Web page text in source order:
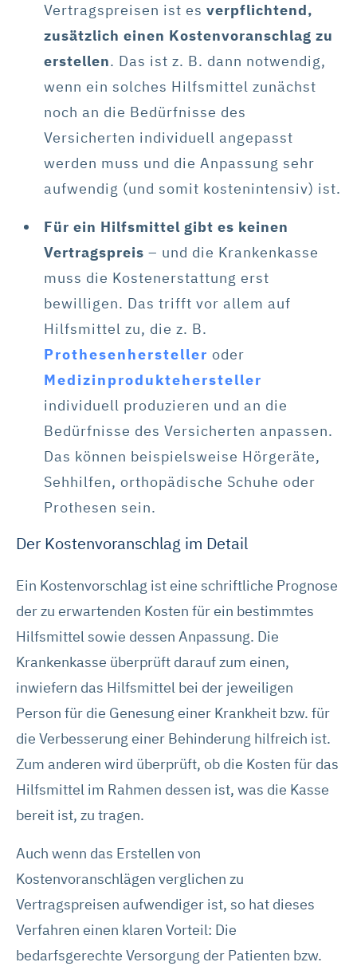
Vertragspreisen ist es verpflichtend,
zusätzlich einen Kostenvoranschlag zu
erstellen. Das ist z. B. dann notwendig,
wenn ein solches Hilfsmittel zunächst
noch an die Bedürfnisse des
Versicherten individuell angepasst
werden muss und die Anpassung sehr
aufwendig (und somit kostenintensiv) ist.
Für ein Hilfsmittel gibt es keinen
Vertragspreis – und die Krankenkasse
muss die Kostenerstattung erst
bewilligen. Das trifft vor allem auf
Hilfsmittel zu, die z. B.
Prothesenhersteller oder
Medizinproduktehersteller
individuell produzieren und an die
Bedürfnisse des Versicherten anpassen.
Das können beispielsweise Hörgeräte,
Sehhilfen, orthopädische Schuhe oder
Prothesen sein.
Der Kostenvoranschlag im Detail
Ein Kostenvorschlag ist eine schriftliche Prognose
der zu erwartenden Kosten für ein bestimmtes
Hilfsmittel sowie dessen Anpassung. Die
Krankenkasse überprüft darauf zum einen,
inwiefern das Hilfsmittel bei der jeweiligen
Person für die Genesung einer Krankheit bzw. für
die Verbesserung einer Behinderung hilfreich ist.
Zum anderen wird überprüft, ob die Kosten für das
Hilfsmittel im Rahmen dessen ist, was die Kasse
bereit ist, zu tragen.
Auch wenn das Erstellen von
Kostenvoranschlägen verglichen zu
Vertragspreisen aufwendiger ist, so hat dieses
Verfahren einen klaren Vorteil: Die
bedarfsgerechte Versorgung der Patienten bzw.